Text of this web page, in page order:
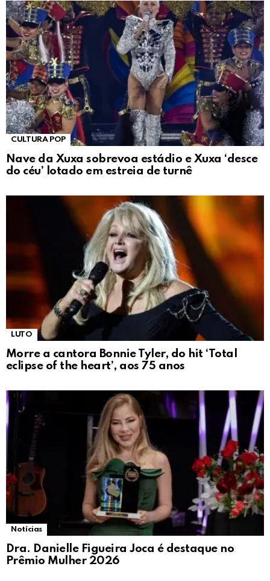
CULTURA POP
Nave da Xuxa sobrevoa estádio e Xuxa ‘desce
do céu’ lotado em estreia de turnê
LUTO
Morre a cantora Bonnie Tyler, do hit ‘Total
eclipse of the heart’, aos 75 anos
Notícias
Dra. Danielle Figueira Joca é destaque no
Prêmio Mulher 2026